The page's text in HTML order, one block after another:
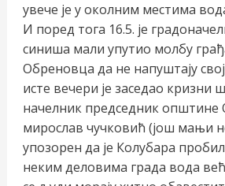
увече је у околним местима
И поред тога 16.5. је
синиша мали упутио молбу
Обреновца да не напуштају
исте вечери је заседао кризни
начелник председник
мирослав чучковић (још мањи
упозорен да је Колубара
неким деловима града вода